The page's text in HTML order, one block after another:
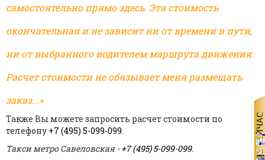
самостоятельно прямо здесь. Эта стоимость
окончательная и не зависит ни от времени в пути,
ни от выбранного водителем маршрута движения.
Расчет стоимости не обязывает меня размещать
заказ...»
Также Вы можете запросить расчет стоимости по
телефону +7 (495) 5-099-099.
Такси метро Савеловская -+7 (495) 5-099-099.